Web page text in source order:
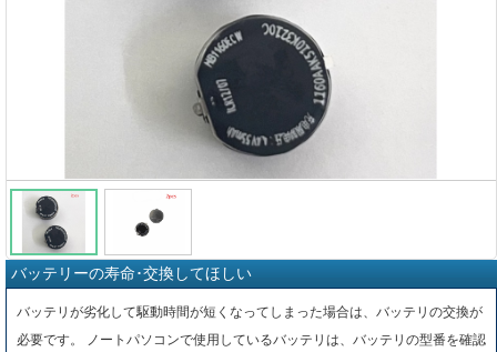
バッテリーの寿命･交換してほしい
バッテリが劣化して駆動時間が短くなってしまった場合は、バッテリの交換が
必要です。 ノートパソコンで使用しているバッテリは、バッテリの型番を確認